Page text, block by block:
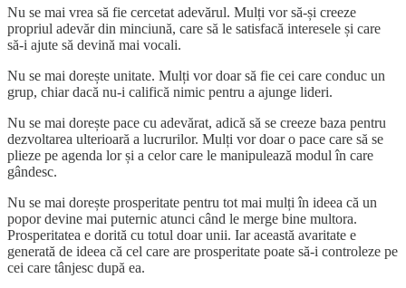
Nu se mai vrea să fie cercetat adevărul. Mulți vor să-și creeze
propriul adevăr din minciună, care să le satisfacă interesele și care
să-i ajute să devină mai vocali.
Nu se mai dorește unitate. Mulți vor doar să fie cei care conduc un
grup, chiar dacă nu-i califică nimic pentru a ajunge lideri.
Nu se mai dorește pace cu adevărat, adică să se creeze baza pentru
dezvoltarea ulterioară a lucrurilor. Mulți vor doar o pace care să se
plieze pe agenda lor și a celor care le manipulează modul în care
gândesc.
Nu se mai dorește prosperitate pentru tot mai mulți în ideea că un
popor devine mai puternic atunci când le merge bine multora.
Prosperitatea e dorită cu totul doar unii. Iar această avaritate e
generată de ideea că cel care are prosperitate poate să-i controleze pe
cei care tânjesc după ea.